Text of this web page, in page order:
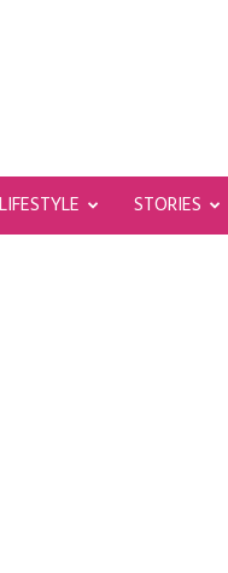
LIFESTYLE STORIES